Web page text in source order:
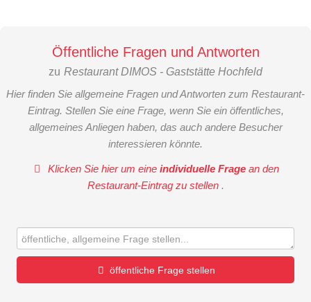
Öffentliche Fragen und Antworten
zu Restaurant DIMOS - Gaststätte Hochfeld
Hier finden Sie allgemeine Fragen und Antworten zum Restaurant-
Eintrag. Stellen Sie eine Frage, wenn Sie ein öffentliches,
allgemeines Anliegen haben, das auch andere Besucher
interessieren könnte.
Klicken Sie hier um eineindividuelle Frage an den
Restaurant-Eintrag zu stellen .
öffentliche Frage stellen